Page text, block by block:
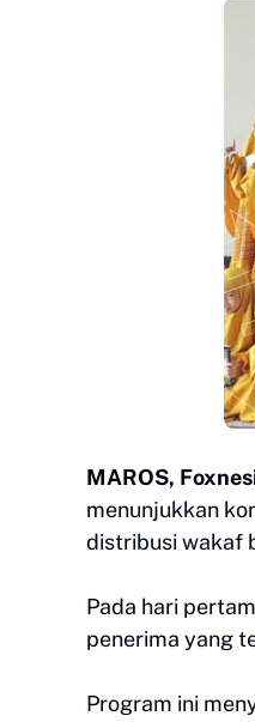
MAROS,
menunjukkan
distribusi wakaf
Pada hari
penerima yang
Program ini